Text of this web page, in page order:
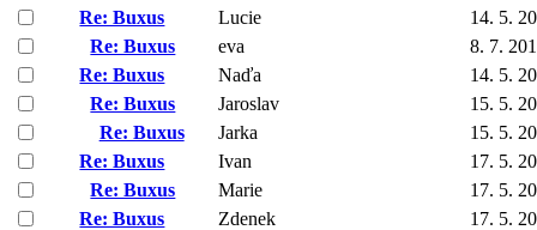
Re: Buxus
Lucie
14. 5.
Re: Buxus
eva
8. 7.
Re: Buxus
Naďa
14. 5.
Re: Buxus
Jaroslav
15. 5.
Re: Buxus
Jarka
15. 5.
Re: Buxus
Ivan
17. 5.
Re: Buxus
Marie
17. 5.
Re: Buxus
Zdenek
17. 5.